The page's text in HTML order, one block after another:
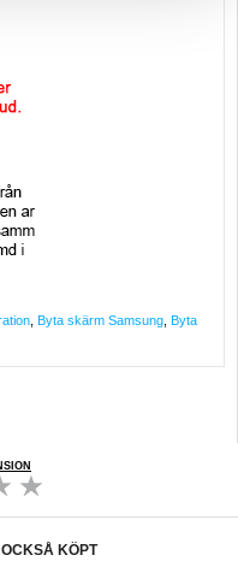
Byta skärm Samsung
Byta
KÖPT